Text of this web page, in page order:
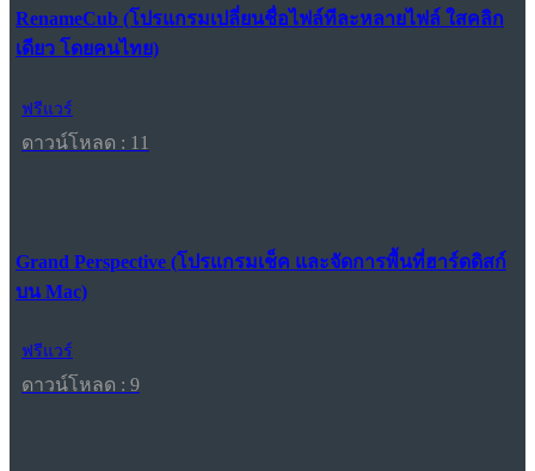
RenameCub (โปรแกรมเปลี่ยนชื่อไฟล์ทีละหลายไฟล์ ใสคลิก
เดียว โดยคนไทย)
ฟรีแวร์
ดาวน์โหลด : 11
Grand Perspective (โปรแกรมเช็ค และจัดการพื้นที่ฮาร์ดดิสก์
บน Mac)
ฟรีแวร์
ดาวน์โหลด : 9